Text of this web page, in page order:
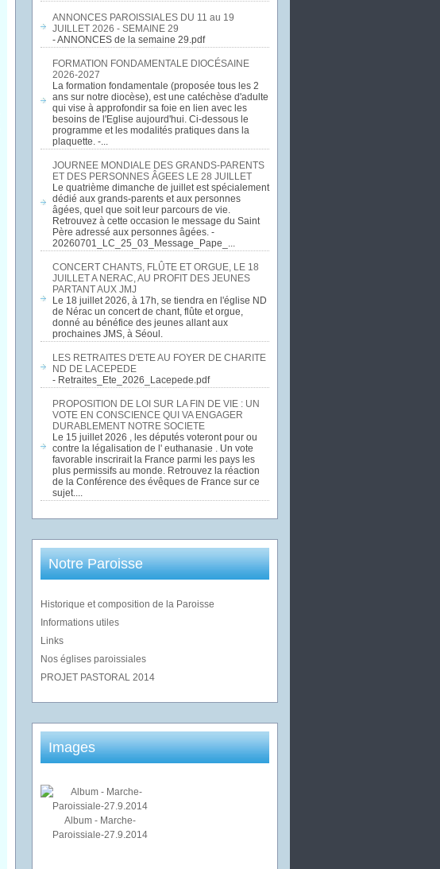
ANNONCES PAROISSIALES DU 11 au 19
JUILLET 2026 - SEMAINE 29
- ANNONCES de la semaine 29.pdf
FORMATION FONDAMENTALE DIOCÉSAINE
2026-2027
La formation fondamentale (proposée tous les 2
ans sur notre diocèse), est une catéchèse d'adulte
qui vise à approfondir sa foie en lien avec les
besoins de l'Eglise aujourd'hui. Ci-dessous le
programme et les modalités pratiques dans la
plaquette. -...
JOURNEE MONDIALE DES GRANDS-PARENTS
ET DES PERSONNES ÂGEES LE 28 JUILLET
Le quatrième dimanche de juillet est spécialement
dédié aux grands-parents et aux personnes
âgées, quel que soit leur parcours de vie.
Retrouvez à cette occasion le message du Saint
Père adressé aux personnes âgées. -
20260701_LC_25_03_Message_Pape_...
CONCERT CHANTS, FLÛTE ET ORGUE, LE 18
JUILLET A NERAC, AU PROFIT DES JEUNES
PARTANT AUX JMJ
Le 18 juillet 2026, à 17h, se tiendra en l'église ND
de Nérac un concert de chant, flûte et orgue,
donné au bénéfice des jeunes allant aux
prochaines JMS, à Séoul.
LES RETRAITES D'ETE AU FOYER DE CHARITE
ND DE LACEPEDE
- Retraites_Ete_2026_Lacepede.pdf
PROPOSITION DE LOI SUR LA FIN DE VIE : UN
VOTE EN CONSCIENCE QUI VA ENGAGER
DURABLEMENT NOTRE SOCIETE
Le 15 juillet 2026 , les députés voteront pour ou
contre la légalisation de l' euthanasie . Un vote
favorable inscrirait la France parmi les pays les
plus permissifs au monde. Retrouvez la réaction
de la Conférence des évêques de France sur ce
sujet....
Notre Paroisse
Historique et composition de la Paroisse
Informations utiles
Links
Nos églises paroissiales
PROJET PASTORAL 2014
Images
Album - Marche-
Paroissiale-27.9.2014